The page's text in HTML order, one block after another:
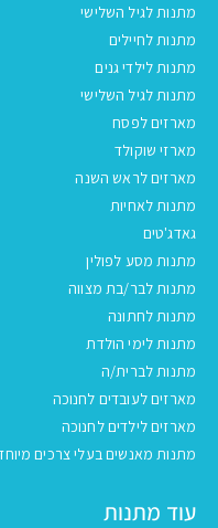
מתנות לגיל השלישי
מתנות לחיילים
מתנות לילדי גנים
מתנות לגיל השלישי
מארזים לפסח
מארזי שוקולד
מארזים לראש השנה
מתנות לאחיות
גאדג'טים
מתנות מסע לפולין
מתנות לבר/בת מצווה
מתנות לחתונה
מתנות לימי הולדת
מתנות לברית/ה
מארזים לעובדים לחנוכה
מארזים לילדים לחנוכה
מתנות מאנשים בעלי צרכים
עוד מתנות